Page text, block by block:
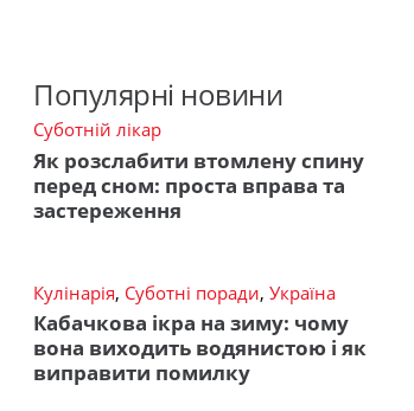
Популярні новини
Суботній лікар
Як розслабити втомлену спину
перед сном: проста вправа та
застереження
Кулінарія, Суботні поради, Україна
Кабачкова ікра на зиму: чому
вона виходить водянистою і як
виправити помилку